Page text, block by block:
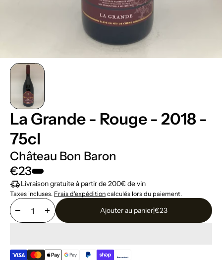
La Grande - Rouge - 2018 -
75cl
Château Bon Baron
€23
delivery_truck_speedLivraison gratuite à partir de 200€ de vin
Taxes incluses. Frais d'expédition calculés lors du paiement.
remove add Ajouter au panier|€23